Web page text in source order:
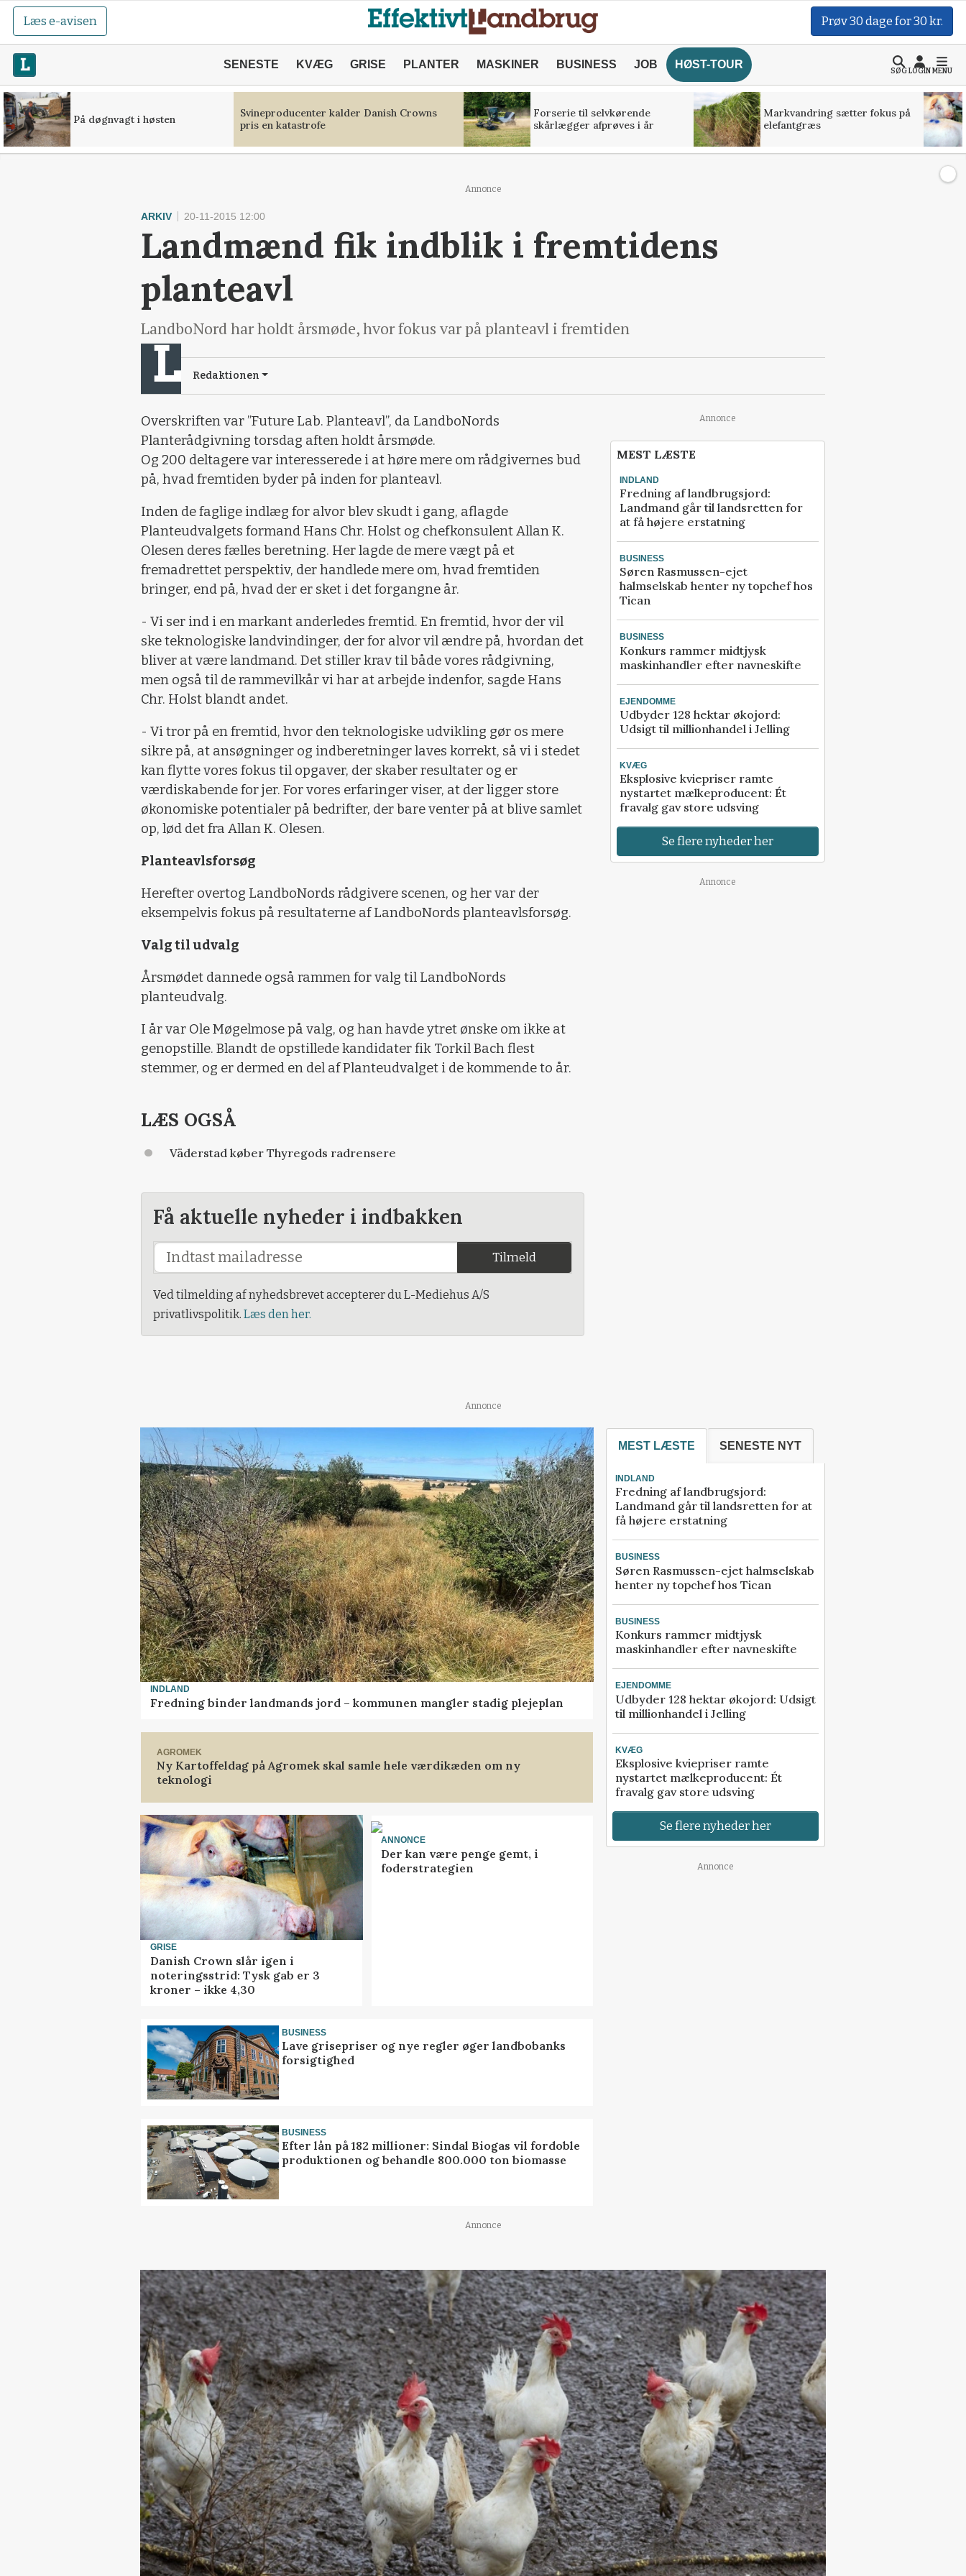
Læs e-avisen Prøv 30 dage for 30 kr.
SENESTE KVÆG GRISE PLANTER MASKINER BUSINESS JOB HØST-TOUR
SØGLOGINMENU
På døgnvagt i høsten
Svineproducenter kalder Danish Crowns
pris en katastrofe
Forserie til selvkørende
skårlægger afprøves i år
Markvandring sætter fokus på
elefantgræs
Annonce
ARKIV 20-11-2015 12:00
Landmænd fik indblik i fremtidens
planteavl
LandboNord har holdt årsmøde, hvor fokus var på planteavl i fremtiden
Redaktionen
Overskriften var ”Future Lab. Planteavl”, da LandboNords
Planterådgivning torsdag aften holdt årsmøde.
Og 200 deltagere var interesserede i at høre mere om rådgivernes bud
på, hvad fremtiden byder på inden for planteavl.
Inden de faglige indlæg for alvor blev skudt i gang, aflagde
Planteudvalgets formand Hans Chr. Holst og chefkonsulent Allan K.
Olesen deres fælles beretning. Her lagde de mere vægt på et
fremadrettet perspektiv, der handlede mere om, hvad fremtiden
bringer, end på, hvad der er sket i det forgangne år.
- Vi ser ind i en markant anderledes fremtid. En fremtid, hvor der vil
ske teknologiske landvindinger, der for alvor vil ændre på, hvordan det
bliver at være landmand. Det stiller krav til både vores rådgivning,
men også til de rammevilkår vi har at arbejde indenfor, sagde Hans
Chr. Holst blandt andet.
- Vi tror på en fremtid, hvor den teknologiske udvikling gør os mere
sikre på, at ansøgninger og indberetninger laves korrekt, så vi i stedet
kan flytte vores fokus til opgaver, der skaber resultater og er
værdiskabende for jer. For vores erfaringer viser, at der ligger store
økonomiske potentialer på bedrifter, der bare venter på at blive samlet
op, lød det fra Allan K. Olesen.
Planteavlsforsøg
Herefter overtog LandboNords rådgivere scenen, og her var der
eksempelvis fokus på resultaterne af LandboNords planteavlsforsøg.
Valg til udvalg
Årsmødet dannede også rammen for valg til LandboNords
planteudvalg.
I år var Ole Møgelmose på valg, og han havde ytret ønske om ikke at
genopstille. Blandt de opstillede kandidater fik Torkil Bach flest
stemmer, og er dermed en del af Planteudvalget i de kommende to år.
LÆS OGSÅ
Väderstad køber Thyregods radrensere
Få aktuelle nyheder i indbakken
Tilmeld
Ved tilmelding af nyhedsbrevet accepterer du L-Mediehus A/S
privatlivspolitik. Læs den her.
Annonce
MEST LÆSTE
INDLAND
Fredning af landbrugsjord:
Landmand går til landsretten for
at få højere erstatning
BUSINESS
Søren Rasmussen-ejet
halmselskab henter ny topchef hos
Tican
BUSINESS
Konkurs rammer midtjysk
maskinhandler efter navneskifte
EJENDOMME
Udbyder 128 hektar økojord:
Udsigt til millionhandel i Jelling
KVÆG
Eksplosive kviepriser ramte
nystartet mælkeproducent: Ét
fravalg gav store udsving
Se flere nyheder her
Annonce
Annonce
INDLAND
Fredning binder landmands jord – kommunen mangler stadig plejeplan
AGROMEK
Ny Kartoffeldag på Agromek skal samle hele værdikæden om ny
teknologi
GRISE
Danish Crown slår igen i
noteringsstrid: Tysk gab er 3
kroner – ikke 4,30
ANNONCE
Der kan være penge gemt, i
foderstrategien
BUSINESS
Lave grisepriser og nye regler øger landbobanks
forsigtighed
BUSINESS
Efter lån på 182 millioner: Sindal Biogas vil fordoble
produktionen og behandle 800.000 ton biomasse
MEST LÆSTE SENESTE NYT
INDLAND
Fredning af landbrugsjord:
Landmand går til landsretten for at
få højere erstatning
BUSINESS
Søren Rasmussen-ejet halmselskab
henter ny topchef hos Tican
BUSINESS
Konkurs rammer midtjysk
maskinhandler efter navneskifte
EJENDOMME
Udbyder 128 hektar økojord: Udsigt
til millionhandel i Jelling
KVÆG
Eksplosive kviepriser ramte
nystartet mælkeproducent: Ét
fravalg gav store udsving
Se flere nyheder her
Annonce
Annonce